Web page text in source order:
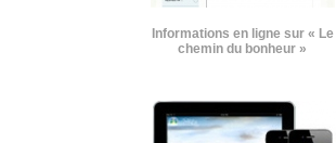
Informations en ligne sur « Le
chemin du bonheur »